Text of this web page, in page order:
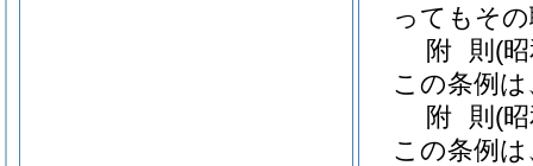
ってもそ
附 則 (
この条例
附 則 (
この条例